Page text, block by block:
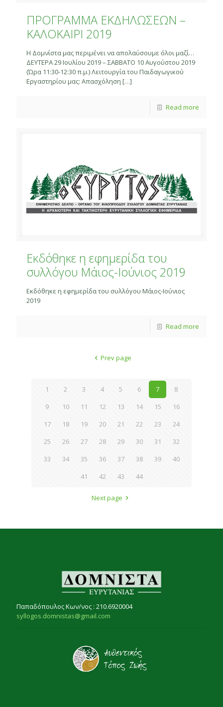
ΠΡΟΓΡΑΜΜΑ ΕΚΔΗΛΩΣΕΩΝ –
ΚAΛΟΚΑΙΡΙ 2019
Η Δομνίστα μας περιμένει να απολαύσουμε όλοι μαζί…
ΔΕΥΤΕΡΑ 29 Ιουλίου 2019 – ΣΑΒΒΑΤΟ 10 Αυγούστου 2019
(Ώρα 11:30-12:30 π.μ.) Λειτουργία του Παιδαγωγικού
Εργαστηρίου μας: Απασχόληση […]
Read more
Εκδόθηκε η εφημερίδα του
συλλόγου Μάιος-Ιούνιος 2019
Εκδόθηκε η εφημερίδα του συλλόγου Μάιος-Ιούνιος
2019
Read more
Prev page
1 2 3 4 5 6 7
8
9
10 11 12 13 14 15
16
17
18 19 20 21 22 23
24
25
26 27 28 29 30 31
32
33
34 35 36 37 38 39
40
41
42 43 44
Next page
Παπαδόπουλος Κων/νος : 210.6920004
syllogos.domnistas@gmail.com